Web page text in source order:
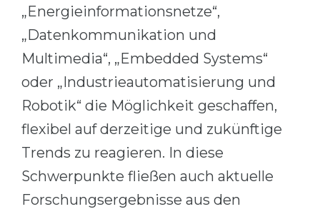
„Energieinformationsnetze“,
„Datenkommunikation und
Multimedia“, „Embedded Systems“
oder „Industrieautomatisierung und
Robotik“ die Möglichkeit geschaffen,
flexibel auf derzeitige und zukünftige
Trends zu reagieren. In diese
Schwerpunkte fließen auch aktuelle
Forschungsergebnisse aus den